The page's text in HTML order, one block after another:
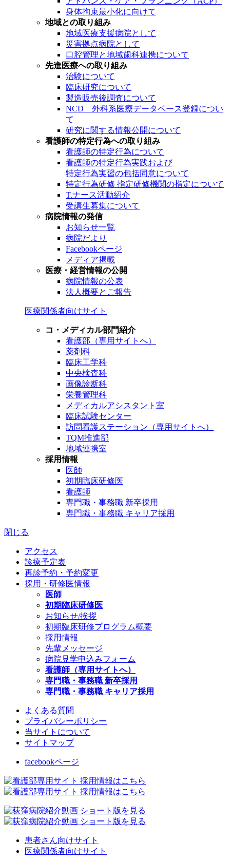
身体拘束最小化に向けて
地域との取り組み
地域医療支援病院として
災害拠点病院として
口腔管理と地域歯科連携について
先進医療への取り組み
治験について
臨床研究について
製造販売後調査について
NCD 外科系医療データベース登録につい
て
研究に関する情報公開について
看護師の特定行為への取り組み
看護師の特定行為について
看護師の特定行為実践および
特定行為実習の包括同意について
特定行為研修 指定研修機関の指定について
T.ナース活動紹介
受講生募集について
病院情報の発信
お知らせ一覧
病院だより
Facebookページ
メディア掲載
医療・経営情報の公開
病院情報の公表
法人概要とご報告
医療関係者向けサイト
コ・メディカル部門紹介
看護部（専用サイトへ）
薬剤科
臨床工学科
中央検査科
画像診断科
栄養管理科
メディカルアシスタント室
臨床試験センター
訪問看護ステーション（専用サイトへ）
TQM推進部
地域連携室
採用情報
医師
初期臨床研修医
看護師
専門職・事務職 新卒採用
専門職・事務職 キャリア採用
閉じる
アクセス
診療予定表
再診予約・予約変更
採用・研修医情報
医師
初期臨床研修医
お知らせ/挨拶
初期臨床研修プログラム概要
採用情報
先輩メッセージ
病院見学申込みフォーム
看護師（専用サイトへ）
専門職・事務職 新卒採用
専門職・事務職 キャリア採用
よくある質問
プライバシーポリシー
当サイトについて
サイトマップ
facebookページ
患者さん向けサイト
医療関係者向けサイト